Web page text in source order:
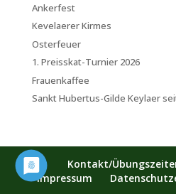
Ankerfest
Kevelaerer Kirmes
Osterfeuer
1. Preisskat-Turnier 2026
Frauenkaffee
Sankt Hubertus-Gilde Keylaer
Kontakt/
Impressum